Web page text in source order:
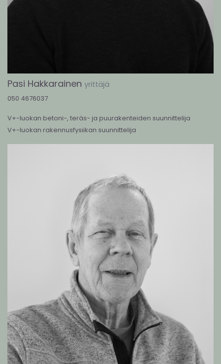
Pasi Hakkarainen yrittäjä
050 4676037
V+-luokan betoni-, teräs- ja puurakenteiden suunnittelija
V+-luokan rakennusfysiikan suunnittelija